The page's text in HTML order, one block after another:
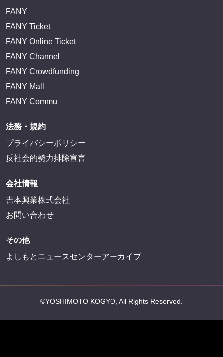
FANY
FANY Ticket
FANY Online Ticket
FANY Channel
FANY Crowdfunding
FANY Mall
FANY Commu
法務・規約
プライバシーポリシー
反社会的勢力排除宣言
会社情報
吉本興業株式会社
お問い合わせ
その他
よしもとニュースセンターアーカイブ
©YOSHIMOTO KOGYO, All Rights Reserved.